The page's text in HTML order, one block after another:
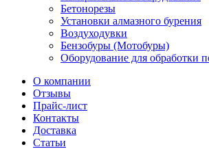
Бетонорезы
Установки алмазного бурения
Воздуходувки
Бензобуры (Мотобуры)
Оборудование для обработки
О компании
Отзывы
Прайс-лист
Контакты
Доставка
Статьи